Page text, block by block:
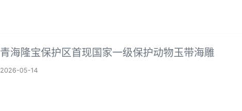
青海隆宝保护区首现国家一级保护动物玉带海雕
2026-05-14